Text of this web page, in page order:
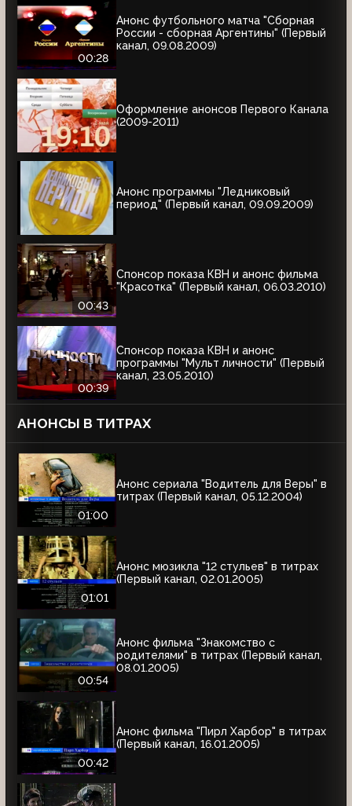
00:28
Анонс футбольного матча "Сборная
России - сборная Аргентины" (Первый
канал, 09.08.2009)
Оформление анонсов Первого Канала
(2009-2011)
Анонс программы "Ледниковый
период" (Первый канал, 09.09.2009)
00:43
Спонсор показа КВН и анонс фильма
"Красотка" (Первый канал, 06.03.2010)
00:39
Спонсор показа КВН и анонс
программы "Мульт личности" (Первый
канал, 23.05.2010)
АНОНСЫ В ТИТРАХ
01:00
Анонс сериала "Водитель для Веры" в
титрах (Первый канал, 05.12.2004)
01:01
Анонс мюзикла "12 стульев" в титрах
(Первый канал, 02.01.2005)
00:54
Анонс фильма "Знакомство с
родителями" в титрах (Первый канал,
08.01.2005)
00:42
Анонс фильма "Пирл Харбор" в титрах
(Первый канал, 16.01.2005)